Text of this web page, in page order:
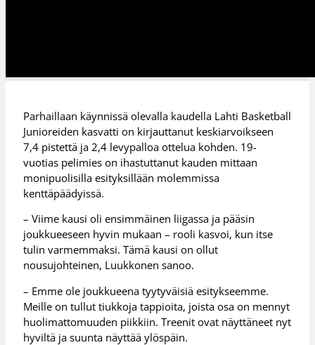
Parhaillaan käynnissä olevalla kaudella Lahti Basketball
Junioreiden kasvatti on kirjauttanut keskiarvoikseen
7,4 pistettä ja 2,4 levypalloa ottelua kohden. 19-
vuotias pelimies on ihastuttanut kauden mittaan
monipuolisilla esityksillään molemmissa
kenttäpäädyissä.
– Viime kausi oli ensimmäinen liigassa ja pääsin
joukkueeseen hyvin mukaan – rooli kasvoi, kun itse
tulin varmemmaksi. Tämä kausi on ollut
nousujohteinen, Luukkonen sanoo.
– Emme ole joukkueena tyytyväisiä esitykseemme.
Meille on tullut tiukkoja tappioita, joista osa on mennyt
huolimattomuuden piikkiin. Treenit ovat näyttäneet nyt
hyviltä ja suunta näyttää ylöspäin.